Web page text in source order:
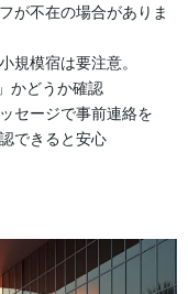
が不在の場合がありま
規模宿は要注意。
かどうか確認
セージで事前連絡を
できると安心